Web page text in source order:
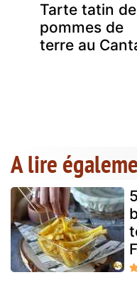
Tarte tatin de
pommes de
terre au
A lire